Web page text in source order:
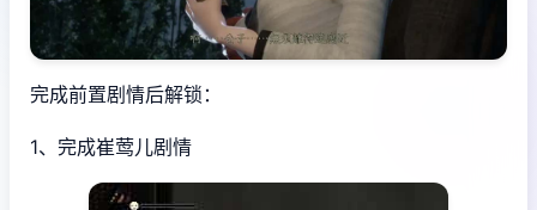
完成前置剧情后解锁：
1、完成崔莺儿剧情